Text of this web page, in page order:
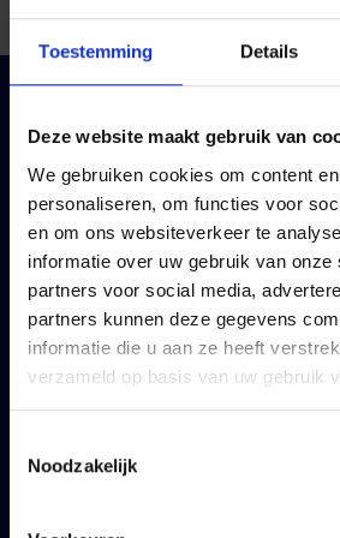
Toestemming Details
Deze website maakt gebruik van
We gebruiken cookies om content
personaliseren, om functies voor
en om ons websiteverkeer te
informatie over uw gebruik van onze
partners voor social media,
partners kunnen deze gegevens
informatie die u aan ze heeft
verzameld op basis van uw gebruik
Noodzakelijk
Uw mobiliteit
Uw woning
Uw gezin
Uw sparen en beleggen
Uw levensverzekering
Algemene
voorwaarden
Uw
Uw
Uw
Uw
Uw